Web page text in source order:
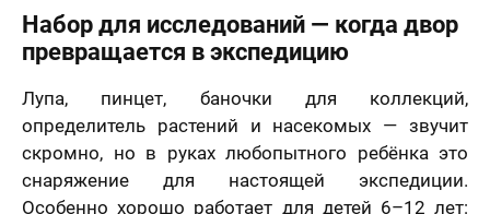
Набор для исследований — когда двор
превращается в экспедицию
Лупа, пинцет, баночки для коллекций,
определитель растений и насекомых — звучит
скромно, но в руках любопытного ребёнка это
снаряжение для настоящей экспедиции.
Особенно хорошо работает для детей 6–12 лет: